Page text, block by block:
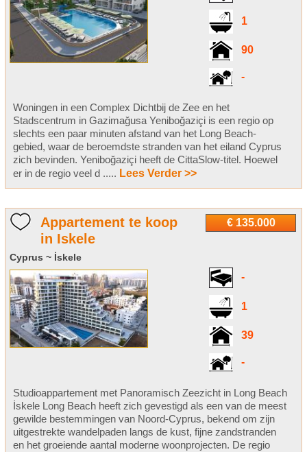
1
90
-
Woningen in een Complex Dichtbij de Zee en het
Stadscentrum in Gazimağusa Yeniboğaziçi is een regio op
slechts een paar minuten afstand van het Long Beach-
gebied, waar de beroemdste stranden van het eiland Cyprus
zich bevinden. Yeniboğaziçi heeft de CittaSlow-titel. Hoewel
er in de regio veel d ..... Lees Verder >>
€ 135.000
Appartement te koop
in Iskele
Cyprus ~ İskele
-
1
39
-
Studioappartement met Panoramisch Zeezicht in Long Beach
İskele Long Beach heeft zich gevestigd als een van de meest
gewilde bestemmingen van Noord-Cyprus, bekend om zijn
uitgestrekte wandelpaden langs de kust, fijne zandstranden
en het groeiende aantal moderne woonprojecten. De regio